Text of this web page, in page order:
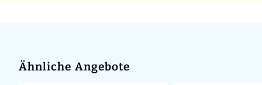
Ähnliche Angebote